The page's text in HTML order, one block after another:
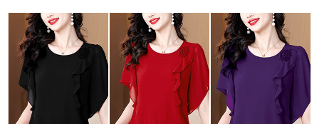
https://aftee.tw/terms/#terms3
３．未成年的使用者請事先徵得法定代理人或監護人之同意方可使用
「AFTEE先享後付」，若未經同意申辦者引起之損失，本公司不負相關責
任。
４．使用「AFTEE先享後付」時，將依據個別帳號之用戶狀況，依本公司即
時審查核予不同之上限額度；若仍有額度不足之情形，本公司將視審查結果
請求用戶進行身份認證。
５．嚴禁一人註冊多個帳號或使用他人資訊註冊。若發現惡意使用之情形，
恩沛科技股份有限公司將有權停止該用戶之使用額度並採取法律行動。
每筆NT$80，滿NT$699(含以上)免運費
宅配
每筆NT$70，滿NT$699(含以上)免運費
離島-郵局寄送
每筆NT$90，滿NT$699(含以上)免運費